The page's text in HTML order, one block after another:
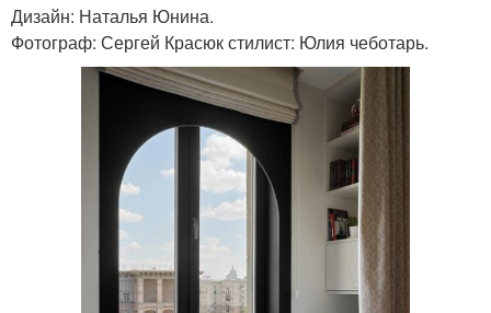
Дизайн: Наталья Юнина.
Фотограф: Сергей Красюк стилист: Юлия чеботарь.